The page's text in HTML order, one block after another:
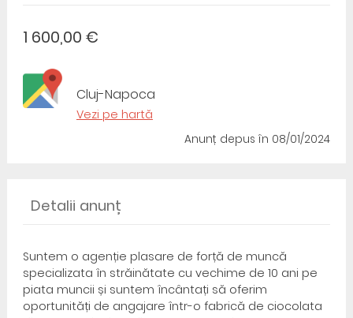
1 600,00 €
Cluj-Napoca
Vezi pe hartă
Anunț depusîn 08/01/2024
Detalii anunț
Suntem o agenție plasare de forță de muncă
specializata în străinătate cu vechime de 10 ani pe
piata muncii și suntem încântați să oferim
oportunități de angajare într-o fabrică de ciocolata